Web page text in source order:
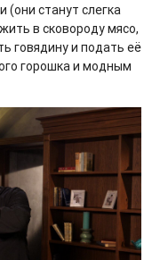
(они станут слегка
в сковороду мясо,
говядину и подать её
горошка и модным